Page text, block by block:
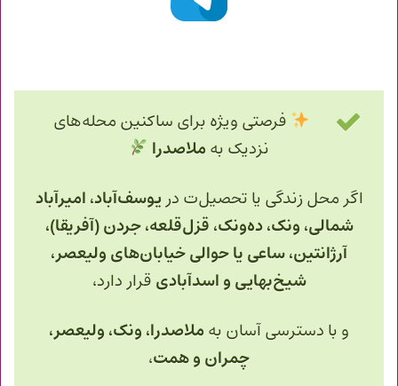
فرصتی ویژه برای ساکنین محله‌های
نزدیک به ملاصدرا
اگر محل زندگی یا تحصیل‌ت در یوسف‌آباد، امیرآباد
شمالی، ونک، ده‌ونک، قزل‌قلعه، جردن (آفریقا)،
آرژانتین، ساعی یا حوالی خیابان‌های ولیعصر،
شیخ‌بهایی و اسدآبادی قرار دارد،
و با دسترسی آسان به ملاصدرا، ونک، ولیعصر،
چمران و همت،